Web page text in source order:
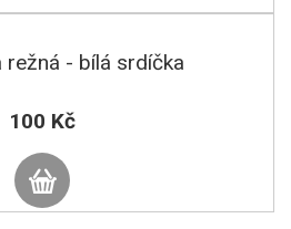
režná - bílá srdíčka
100 Kč